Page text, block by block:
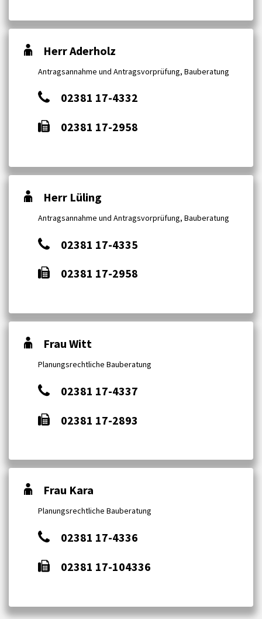
Herr Aderholz
Antragsannahme und Antragsvorprüfung, Bauberatung
02381 17-4332
02381 17-2958
Herr Lüling
Antragsannahme und Antragsvorprüfung, Bauberatung
02381 17-4335
02381 17-2958
Frau Witt
Planungsrechtliche Bauberatung
02381 17-4337
02381 17-2893
Frau Kara
Planungsrechtliche Bauberatung
02381 17-4336
02381 17-104336